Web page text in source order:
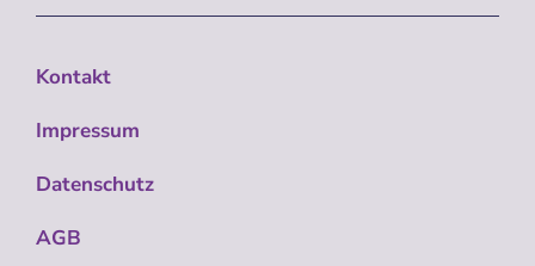
Kontakt
Impressum
Datenschutz
AGB